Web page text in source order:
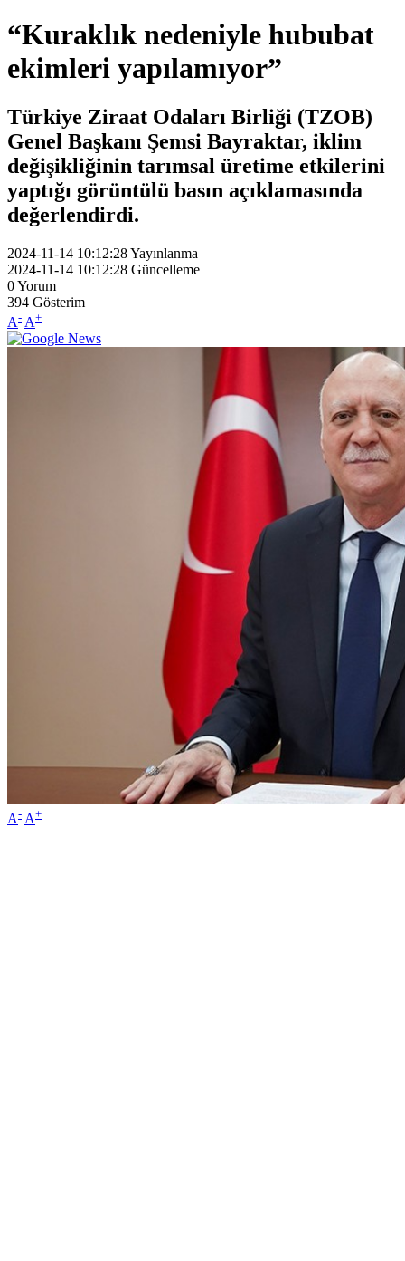
“Kuraklık nedeniyle hububat
ekimleri yapılamıyor”
Türkiye Ziraat Odaları Birliği (TZOB)
Genel Başkanı Şemsi Bayraktar, iklim
değişikliğinin tarımsal üretime etkilerini
yaptığı görüntülü basın açıklamasında
değerlendirdi.
2024-11-14 10:12:28Yayınlanma
2024-11-14 10:12:28 Güncelleme
0Yorum
394 Gösterim
A- A+
A- A+